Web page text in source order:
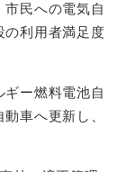
民への電気自
の利用者満足度
ー燃料電池自
車へ更新し、